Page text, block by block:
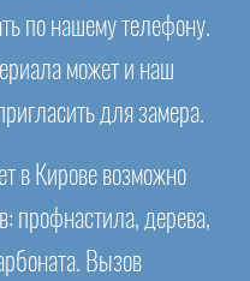
по нашему телефону.
может и наш
для замера.
в Кирове возможно
профнастила, дерева,
Вызов